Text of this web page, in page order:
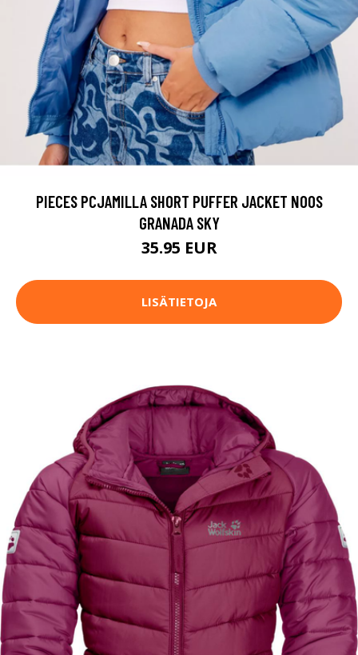
PIECES PCJAMILLA SHORT PUFFER JACKET NOOS
GRANADA SKY
35.95 EUR
LISÄTIETOJA